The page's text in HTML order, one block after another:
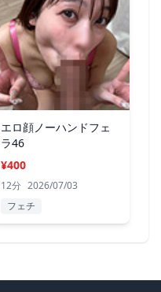
エロ顔ノーハンドフェ
ラ46
¥400
12分 2026/07/03
フェチ